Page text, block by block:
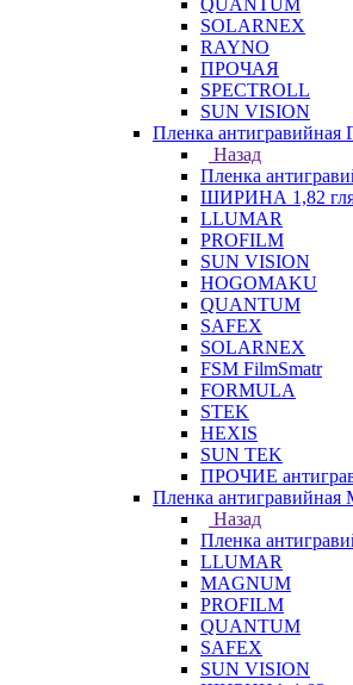
QUANTUM
SOLARNEX
RAYNO
ПРОЧАЯ
SPECTROLL
SUN VISION
Пленка
Назад
Пленка
ШИРИНА 1,82
LLUMAR
PROFILM
SUN VISION
HOGOMAKU
QUANTUM
SAFEX
SOLARNEX
FSM FilmSmatr
FORMULA
STEK
HEXIS
SUN TEK
ПРОЧИЕ
Пленка
Назад
Пленка
LLUMAR
MAGNUM
PROFILM
QUANTUM
SAFEX
SUN VISION